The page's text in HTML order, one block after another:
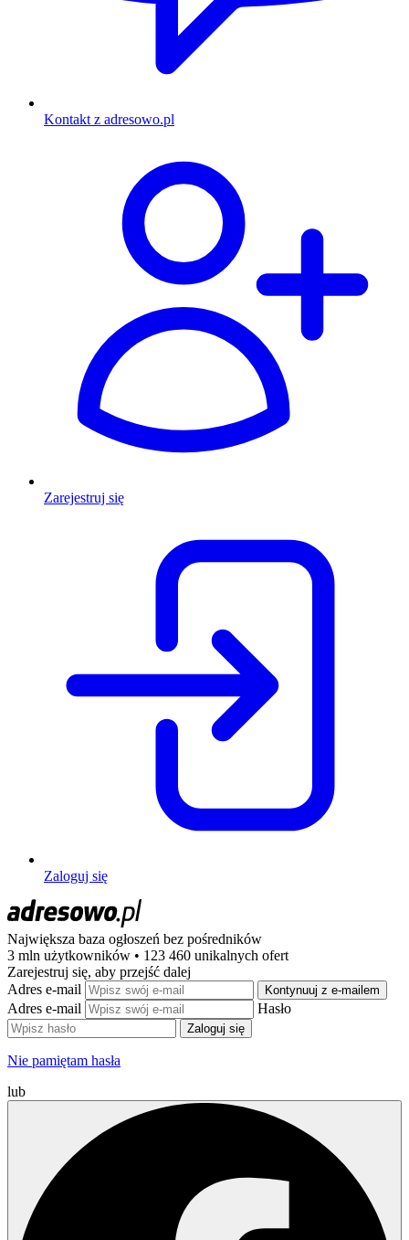
Kontakt z adresowo.pl
Zarejestruj się
Zaloguj się
Największa baza ogłoszeń bez pośredników
3 mln użytkowników • 123 460 unikalnych ofert
Zarejestruj się, aby przejść dalej
Adres e-mail
Kontynuuj z e-mailem
Adres e-mail Hasło
Zaloguj się
Nie pamiętam hasła
lub